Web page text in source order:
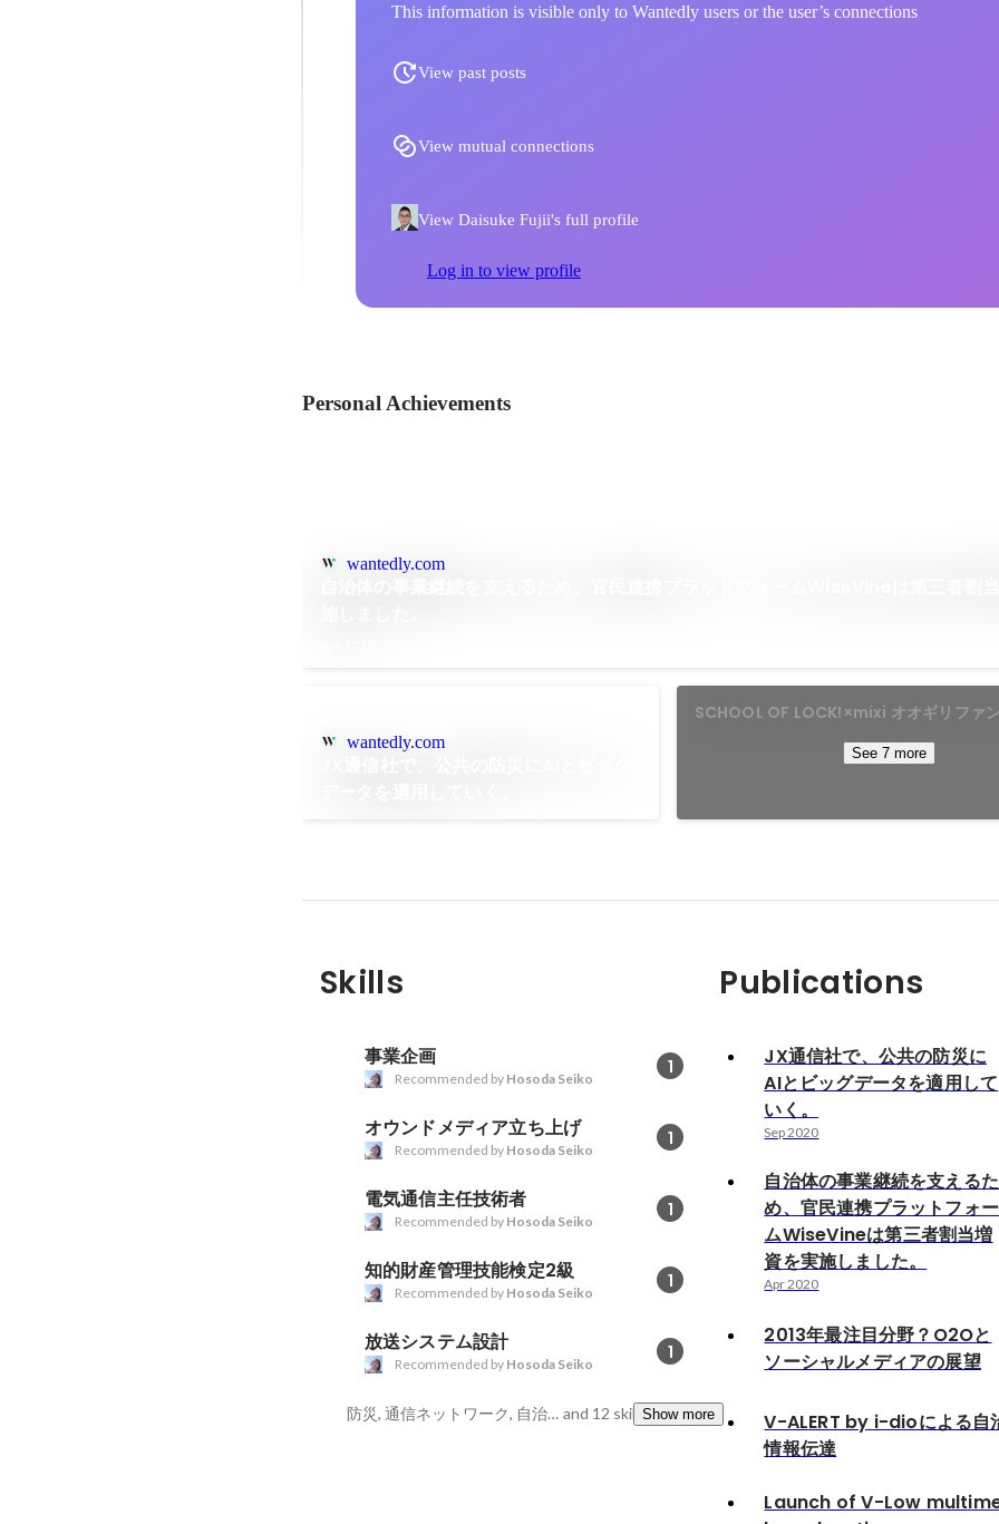
This information is visible only to Wantedly users or the user’s connections
View past posts
View mutual connections
View Daisuke Fujii's full profile
Log in to view profile
Personal Achievements
wantedly.com
wantedly.com
SCHOOL OF LOCK!×mixi オオギリファンタスティッ
See 7 more
Skills
事業企画 1
Recommended by Hosoda Seiko
オウンドメディア立ち上げ 1
Recommended by Hosoda Seiko
電気通信主任技術者 1
Recommended by Hosoda Seiko
知的財産管理技能検定2級 1
Recommended by Hosoda Seiko
放送システム設計 1
Recommended by Hosoda Seiko
防災, 通信ネットワーク, 自治体 and 12 skillsShow more
Publications
JX通信社で、公共の防災に
AIとビッグデータを適用して
いく。
Sep 2020
自治体の事業継続を支えるた
め、官民連携プラットフォー
ムWiseVineは第三者割当増
資を実施しました。
Apr 2020
2013年最注目分野？O2Oと
ソーシャルメディアの展望
V-ALERT by i-dioによる自
情報伝達
Launch of V-Low